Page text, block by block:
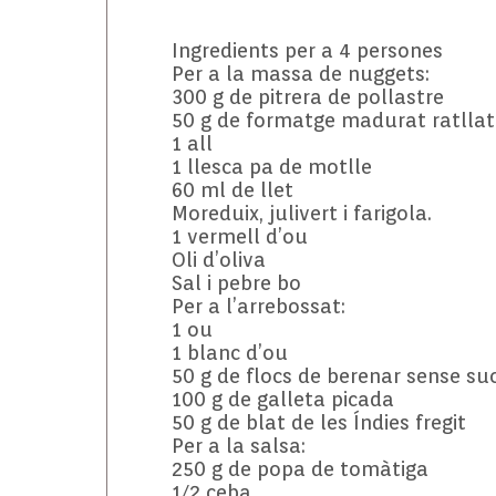
Ingredients per a 4 persones
Per a la massa de nuggets:
300 g de pitrera de pollastre
50 g de formatge madurat ratllat
1 all
1 llesca pa de motlle
60 ml de llet
Moreduix, julivert i farigola.
1 vermell d’ou
Oli d’oliva
Sal i pebre bo
Per a l’arrebossat:
1 ou
1 blanc d’ou
50 g de flocs de berenar sense
100 g de galleta picada
50 g de blat de les Índies fregit
Per a la salsa:
250 g de popa de tomàtiga